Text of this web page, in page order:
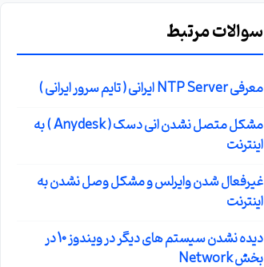
سوالات مرتبط
معرفی NTP Server ایرانی ( تایم سرور ایرانی )
مشکل متصل نشدن انی دسک ( Anydesk ) به
اینترنت
غیرفعال شدن وایرلس و مشکل وصل نشدن به
اینترنت
دیده نشدن سیستم های دیگر در ویندوز 10 در
بخش Network